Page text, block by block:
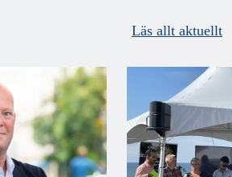
Läs allt aktuellt